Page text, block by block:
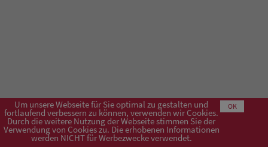
Um unsere Webseite für Sie optimal zu gestalten und
fortlaufend verbessern zu können, verwenden wir Cookies.
Durch die weitere Nutzung der Webseite stimmen Sie der
Verwendung von Cookies zu. Die erhobenen Informationen
werden NICHT für Werbezwecke verwendet.
OK
Impressum AGB Datenschutzerklärung